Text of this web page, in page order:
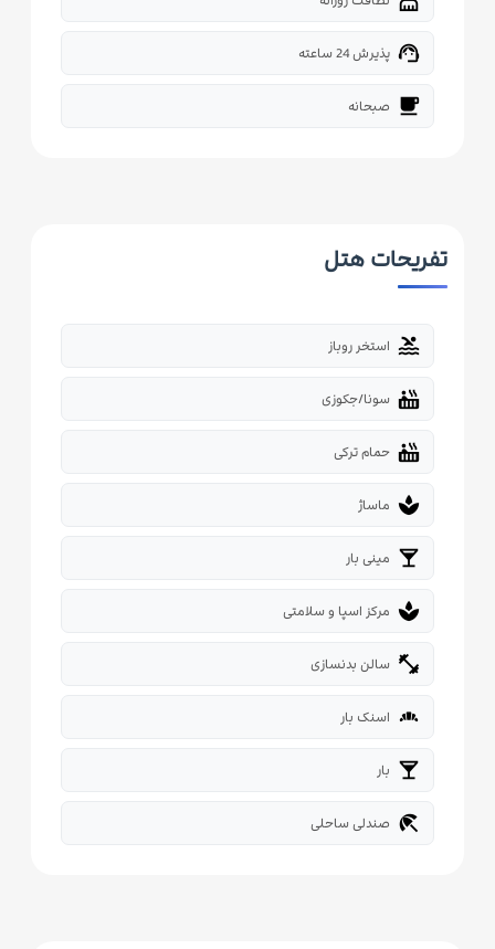
support_agent پذیرش 24 ساعته
free_breakfast صبحانه
تفریحات هتل
pool استخر روباز
hot_tub سونا/جکوزی
hot_tub حمام ترکی
spa ماساژ
local_bar مینی بار
spa مرکز اسپا و سلامتی
fitness_center سالن بدنسازی
bakery_dining اسنک بار
local_bar بار
beach_access صندلی ساحلی